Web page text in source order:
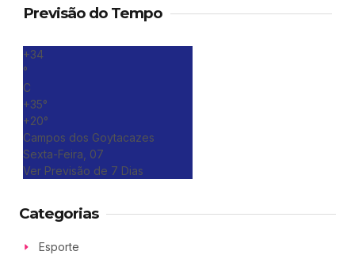
Previsão do Tempo
+34
°
C
+35°
+20°
Campos dos Goytacazes
Sexta-Feira, 07
Ver Previsão de 7 Dias
Categorias
Esporte